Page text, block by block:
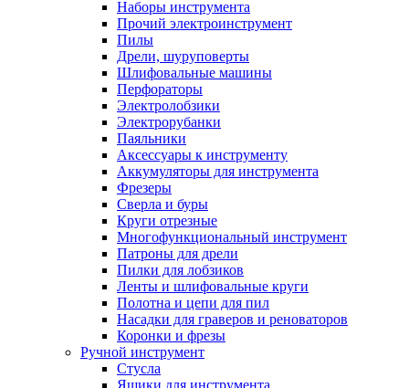
Наборы инструмента
Прочий электроинструмент
Пилы
Дрели, шуруповерты
Шлифовальные машины
Перфораторы
Электролобзики
Электрорубанки
Паяльники
Аксессуары к инструменту
Аккумуляторы для инструмента
Фрезеры
Сверла и буры
Круги отрезные
Многофункциональный инструмент
Патроны для дрели
Пилки для лобзиков
Ленты и шлифовальные круги
Полотна и цепи для пил
Насадки для граверов и реноваторов
Коронки и фрезы
Ручной инструмент
Стусла
Ящики для инструмента